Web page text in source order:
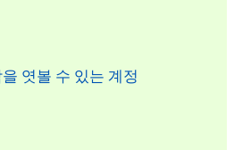
엿볼 수 있는 계정